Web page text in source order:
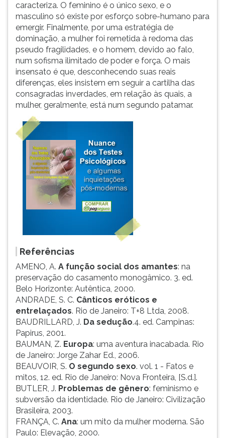
caracteriza. O feminino é o único sexo, e o
masculino só existe por esforço sobre-humano para
emergir. Finalmente, por uma estratégia de
dominação, a mulher foi remetida à redoma das
pseudo fragilidades, e o homem, devido ao falo,
num sofisma ilimitado de poder e força. O mais
insensato é que, desconhecendo suas reais
diferenças, eles insistem em seguir a cartilha das
consagradas inverdades, em relação às quais, a
mulher, geralmente, está num segundo patamar.
Referências
AMENO, A. A função social dos amantes: na
preservação do casamento monogâmico. 3. ed.
Belo Horizonte: Autêntica, 2000.
ANDRADE, S. C. Cânticos eróticos e
entrelaçados. Rio de Janeiro: T+8 Ltda, 2008.
BAUDRILLARD, J. Da sedução.4. ed. Campinas:
Papirus, 2001.
BAUMAN, Z. Europa: uma aventura inacabada. Rio
de Janeiro: Jorge Zahar Ed., 2006.
BEAUVOIR, S. O segundo sexo. vol. 1 - Fatos e
mitos, 12. ed. Rio de Janeiro: Nova Fronteira, [S.d.].
BUTLER, J. Problemas de gênero: feminismo e
subversão da identidade. Rio de Janeiro: Civilização
Brasileira, 2003.
FRANÇA, C. Ana: um mito da mulher moderna. São
Paulo: Elevação, 2000.